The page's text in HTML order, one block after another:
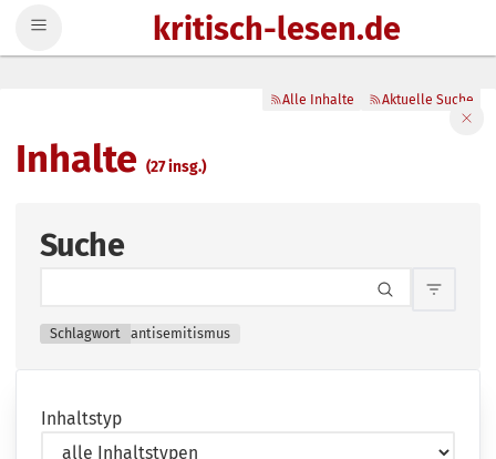
kritisch-lesen.de
Inhalte(27 insg.)
Alle Inhalte Aktuelle Suche
Suche
Schlagwort antisemitismus
Inhaltstyp